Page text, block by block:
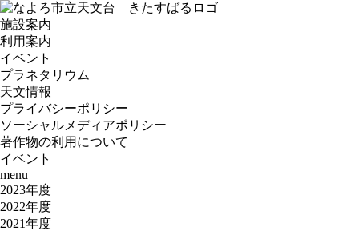
施設案内
利用案内
イベント
プラネタリウム
天文情報
プライバシーポリシー
ソーシャルメディアポリシー
著作物の利用について
イベント
menu
2023年度
2022年度
2021年度